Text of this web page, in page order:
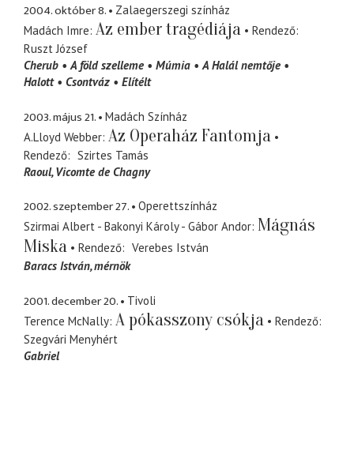
2004. október 8.
Zalaegerszegi színház
Madách Imre Az ember tragédiája
Rendező
Ruszt József
Cherub
A föld szelleme Múmia
A Halál nemtője
Halott
Csontváz Elítélt
2003. május 21.
Madách Színház
A.Lloyd Webber Az Operaház Fantomja
Rendező
Szirtes Tamás
Raoul, Vicomte de Chagny
2002. szeptember 27.
Operettszínház
Szirmai Albert - Bakonyi Károly - Gábor Andor Mágnás
Miska
Rendező
Verebes István
Baracs István mérnök
2001. december 20.
Tivoli
Terence McNally A pókasszony csókja
Rendező
Szegvári Menyhért
Gabriel